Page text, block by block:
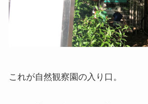
これが自然観察園の入り口。